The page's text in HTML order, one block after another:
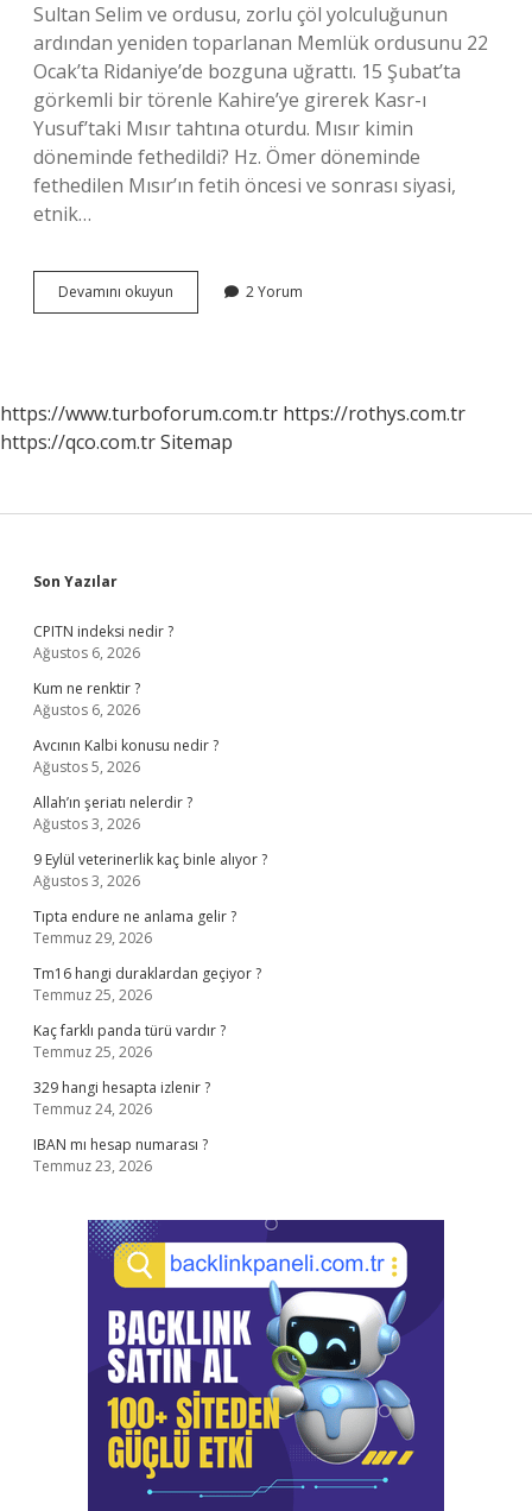
Sultan Selim ve ordusu, zorlu çöl yolculuğunun
ardından yeniden toparlanan Memlük ordusunu 22
Ocak’ta Ridaniye’de bozguna uğrattı. 15 Şubat’ta
görkemli bir törenle Kahire’ye girerek Kasr-ı
Yusuf’taki Mısır tahtına oturdu. Mısır kimin
döneminde fethedildi? Hz. Ömer döneminde
fethedilen Mısır’ın fetih öncesi ve sonrası siyasi,
etnik…
Devamını okuyun
Kimin
2 Yorum
https://www.turboforum.com.tr https://rothys.com.tr
https://qco.com.trSitemap
Sidebar
Son Yazılar
CPITN indeksi nedir ?
Ağustos 6, 2026
Kum ne renktir ?
Ağustos 6, 2026
Avcının Kalbi konusu nedir ?
Ağustos 5, 2026
Allah’ın şeriatı nelerdir ?
Ağustos 3, 2026
9 Eylül veterinerlik kaç binle alıyor ?
Ağustos 3, 2026
Tıpta endure ne anlama gelir ?
Temmuz 29, 2026
Tm16 hangi duraklardan geçiyor ?
Temmuz 25, 2026
Kaç farklı panda türü vardır ?
Temmuz 25, 2026
329 hangi hesapta izlenir ?
Temmuz 24, 2026
IBAN mı hesap numarası ?
Temmuz 23, 2026